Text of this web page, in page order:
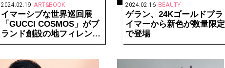
2024.02.19 ART&BOOK
イマーシブな世界巡回展
「GUCCI COSMOS」がブ
ランド創設の地フィレンツ
ェの姉妹都市・京都に上陸
2024.02.16 BEAUTY
ゲラン、24Kゴールドプラ
イマーから新色が数量限定
で登場